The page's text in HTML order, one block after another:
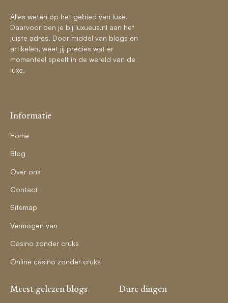
Alles weten op het gebied van luxe.
Daarvoor ben je bij luxueus.nl aan het
juiste adres. Door middel van blogs en
artikelen, weet jij precies wat er
momenteel speelt in de wereld van de
luxe.
Informatie
Home
Blog
Over ons
Contact
Sitemap
Vermogen van
Casino zonder cruks
Online casino zonder cruks
Meest gelezen blogs Dure dingen